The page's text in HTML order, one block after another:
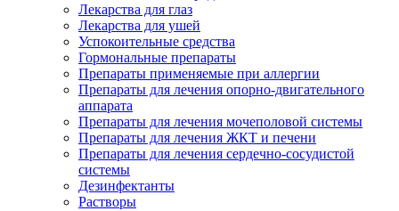
Лекарства для глаз
Лекарства для ушей
Успокоительные средства
Гормональные препараты
Препараты применяемые при аллергии
Препараты для лечения опорно-двигательного
аппарата
Препараты для лечения мочеполовой системы
Препараты для лечения ЖКТ и печени
Препараты для лечения сердечно-сосудистой
системы
Дезинфектанты
Растворы